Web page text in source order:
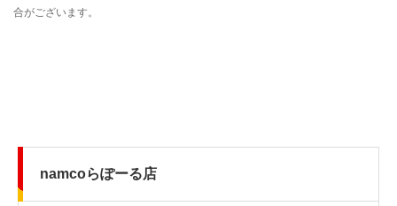
namcoらぽーる店